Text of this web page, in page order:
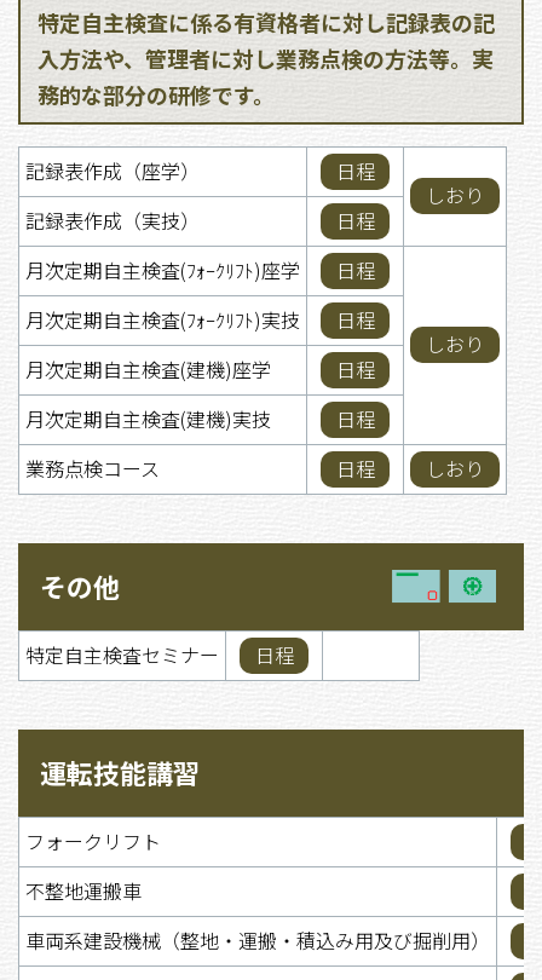
特定自主検査に係る有資格者に対し記録表の記
入方法や、管理者に対し業務点検の方法等。実
務的な部分の研修です。
記録表作成（座学）
日程
しおり
記録表作成（実技）
日程
月次定期自主検査(ﾌｫｰｸﾘﾌﾄ)座学
日程
しおり
月次定期自主検査(ﾌｫｰｸﾘﾌﾄ)実技
日程
月次定期自主検査(建機)座学
日程
月次定期自主検査(建機)実技
日程
業務点検コース
日程 しおり
その他
特定自主検査セミナー 日程
運転技能講習
フォークリフト
不整地運搬車
車両系建設機械（整地・運搬・積込み用及び掘削用）